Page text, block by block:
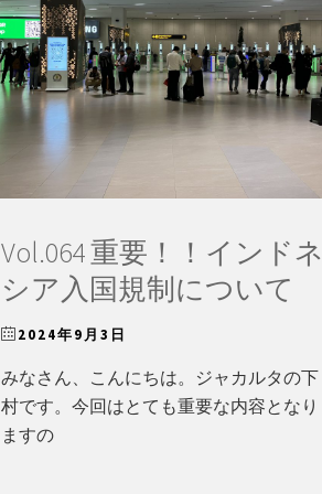
Vol.064 重要！！インド
シア入国規制について
2024年9月3日
みなさん、こんにちは。ジャカルタの下
村です。今回はとても重要な内容となり
ますの